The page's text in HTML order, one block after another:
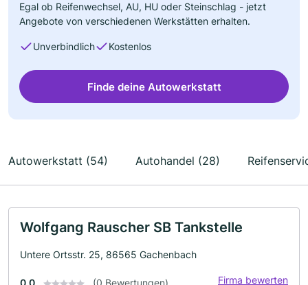
Egal ob Reifenwechsel, AU, HU oder Steinschlag - jetzt
Angebote von verschiedenen Werkstätten erhalten.
Unverbindlich Kostenlos
Finde deine Autowerkstatt
Autowerkstatt (54) Autohandel (28)
Wolfgang Rauscher SB Tankstelle
Untere Ortsstr. 25, 86565 Gachenbach
0.0 (0 Bewertungen) Firma bewerten